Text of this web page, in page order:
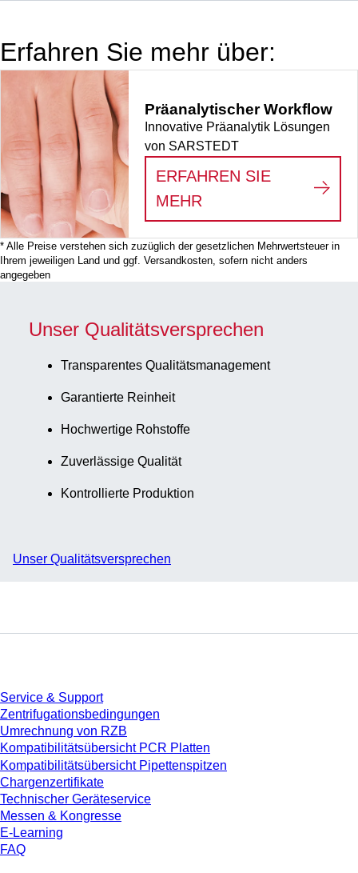
braun, mit
Lichtschutz,
Material: PE,
Verschluss: grün,
mit
Transportgefäß 30
Erfahren Sie mehr über:
Präanalytischer Workflow
Innovative Präanalytik Lösungen
von SARSTEDT
ERFAHREN SIE
MEHR
* Alle Preise verstehen sich zuzüglich der gesetzlichen Mehrwertsteuer in
Ihrem jeweiligen Land und ggf. Versandkosten, sofern nicht anders
angegeben
Unser Qualitätsversprechen
Transparentes Qualitätsmanagement
Garantierte Reinheit
Hochwertige Rohstoffe
Zuverlässige Qualität
Kontrollierte Produktion
Unser Qualitätsversprechen
Service & Support
Zentrifugationsbedingungen
Umrechnung von RZB
Kompatibilitätsübersicht PCR Platten
Kompatibilitätsübersicht Pipettenspitzen
Chargenzertifikate
Technischer Geräteservice
Messen & Kongresse
E-Learning
FAQ